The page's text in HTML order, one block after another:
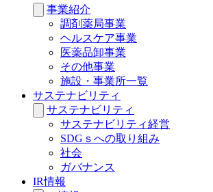
事業紹介
調剤薬局事業
ヘルスケア事業
医薬品卸事業
その他事業
施設・事業所一覧
サステナビリティ
サステナビリティ
サステナビリティ経営
SDGｓへの取り組み
社会
ガバナンス
IR情報